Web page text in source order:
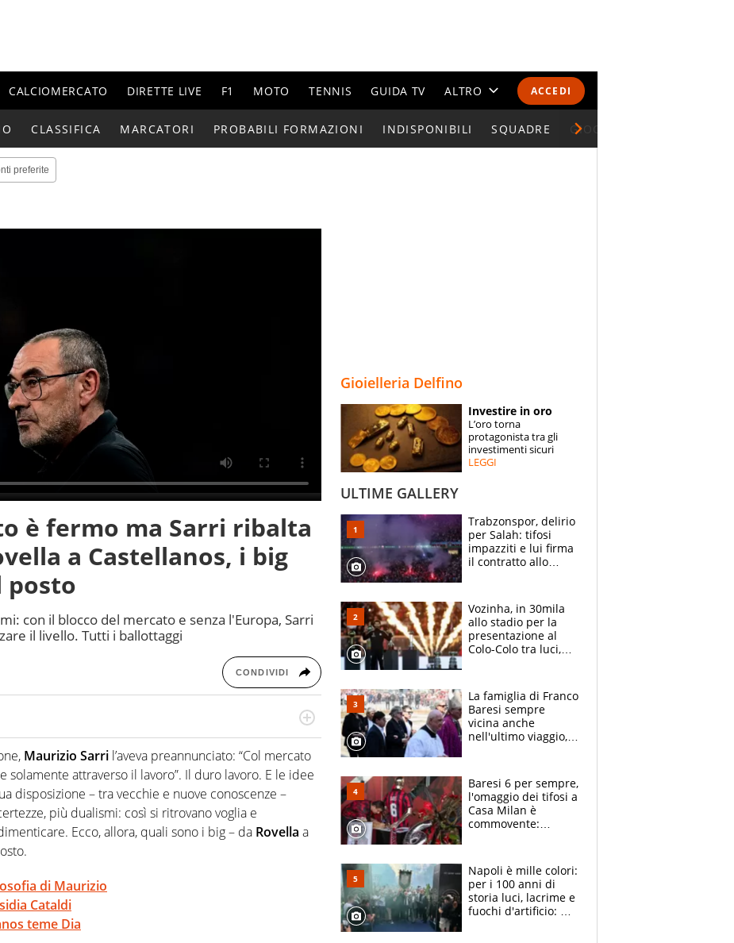
ACCEDI
CALCIOMERCATO DIRETTE LIVE F1 MOTO TENNIS GUIDA TV ALTRO
CALENDARI E CLASSIFICHE
ESPERTI
CONTATTI
CLASSIFICA MARCATORI PROBABILI FORMAZIONI INDISPONIBILI SQUADRE GIOCATORI SERIE A
preferite
è fermo ma Sarri ribalta
a Castellanos, i big
posto
con il blocco del mercato e senza l'Europa, Sarri
il livello. Tutti i ballottaggi
CONDIVIDI
campo per vivere ogni evento in tutte le sue sfaccettature.
e per la sfera di cuoio. Il pallone è una cosa serissima,
Maurizio Sarri l’aveva preannunciato: “Col mercato
solamente attraverso il lavoro”. Il duro lavoro. E le idee
disposizione – tra vecchie e nuove conoscenze –
più dualismi: così si ritrovano voglia e
Ecco, allora, quali sono i big – da Rovella a
di Maurizio
Cataldi
teme Dia
Gioielleria Delfino
Investire in oro
L’oro torna
protagonista tra gli
investimenti sicuri
LEGGI
ULTIME GALLERY
Trabzonspor, delirio
per Salah: tifosi
impazziti e lui firma
il contratto allo
Vozinha, in 30mila
allo stadio per la
presentazione al
Colo-Colo tra luci,
La famiglia di Franco
Baresi sempre
vicina anche
nell'ultimo viaggio,
circondati
dall'affetto dei tifosi
Baresi 6 per sempre,
l'omaggio dei tifosi a
Casa Milan è
commovente:
bigliettini
Napoli è mille colori:
per i 100 anni di
storia luci, lacrime e
fuochi d'artificio: De